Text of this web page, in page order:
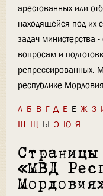
арестованных или
находящейся под их
задач министерства
вопросам и
репрессированных.
республике
А Б В Г Д Е Ё Ж З
Ш Щ Ы Э Ю Я
«МВД